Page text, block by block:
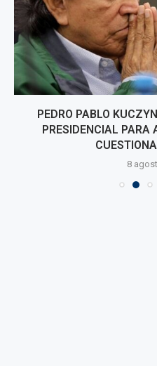
PEDRO PABLO
PRESIDENCIAL PARA
8